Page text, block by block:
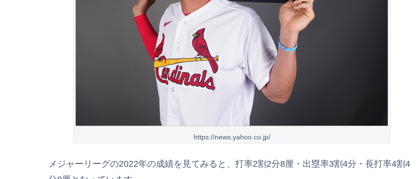
https://news.yahoo.co.jp/
メジャーリーグの2022年の成績を見てみると、打率2割2分8厘・出塁率3割4分・長打率4割4